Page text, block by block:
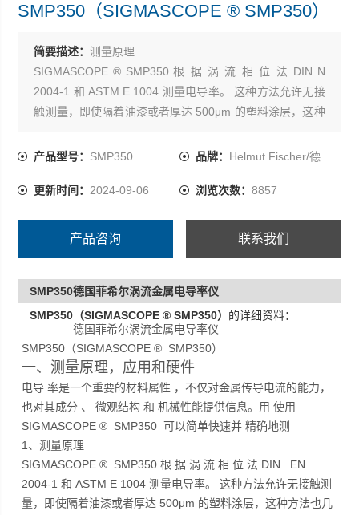
SMP350（SIGMASCOPE ® SMP350）
简要描述： 测量原理
SIGMASCOPE ® SMP350 根 据 涡 流 相 位 法 DIN N
2004-1 和 ASTM E 1004 测量电导率。 这种方法允许无接
触测量，即使隔着油漆或者厚达 500μm 的塑料涂层，这种
产品型号： SMP350 品牌： Helmut Fischer/德国菲希尔
更新时间： 2024-09-06 浏览次数： 8857
产品咨询 联系我们
SMP350德国菲希尔涡流金属电导率仪
SMP350（SIGMASCOPE ® SMP350） 的详细资料：
德国菲希尔涡流金属电导率仪
SMP350（SIGMASCOPE ® SMP350）
一、测量原理，应用和硬件
电导 率是一个重要的材料属性 ，不仅对金属传导电流的能力，
也对其成分 、 微观结构 和 机械性能提供信息。用 使用
SIGMASCOPE ® SMP350 可以简单快速并 精确地测
1、测量原理
SIGMASCOPE ® SMP350 根 据 涡 流 相 位 法 DIN EN
2004-1 和 ASTM E 1004 测量电导率。 这种方法允许无接触测
量，即使隔着油漆或者厚达 500μm 的塑料涂层，这种方法也几